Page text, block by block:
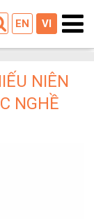
EN VI
NIÊN
NGHỀ